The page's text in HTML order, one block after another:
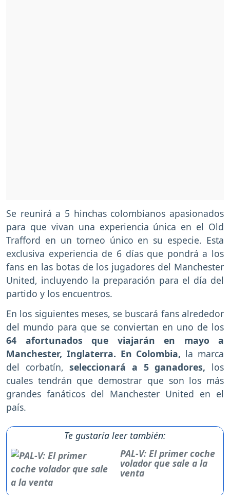
Se reunirá a 5 hinchas colombianos apasionados
para que vivan una experiencia única en el Old
Trafford en un torneo único en su especie. Esta
exclusiva experiencia de 6 días que pondrá a los
fans en las botas de los jugadores del Manchester
United, incluyendo la preparación para el día del
partido y los encuentros.
En los siguientes meses, se buscará fans alrededor
del mundo para que se conviertan en uno de los
64 afortunados que viajarán en mayo a
Manchester, Inglaterra. En Colombia, la marca
del corbatín,seleccionará a 5 ganadores, los
cuales tendrán que demostrar que son los más
grandes fanáticos del Manchester United en el
país.
Te gustaría leer también:
PAL-V: El primer coche
volador que sale a la
venta